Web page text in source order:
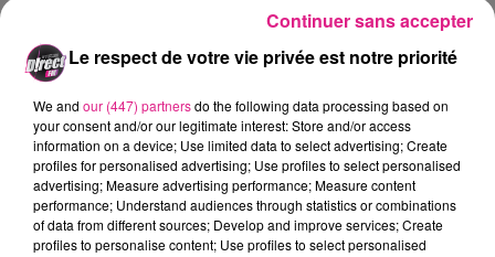
Antoine Lorin, Responsable Musique et Cinéma à la
Médiathèque.
Crédit :Direct_fm
FIL ACTUS
Le respect de votre vie privée est notre priorité
We and our (447) partnersdo the following data processing based on
your consent and/or our legitimate interest: Store and/or access
information on a device; Use limited data to select advertising; Create
profiles for personalised advertising; Use profiles to select personalised
advertising; Measure advertising performance; Measure content
performance; Understand audiences through statistics or combinations
of data from different sources; Develop and improve services; Create
profiles to personalise content; Use profiles to select personalised
Continuer sans accepter